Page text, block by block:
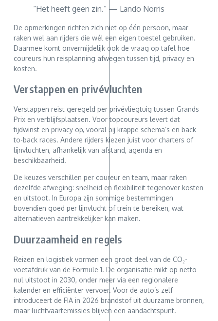
“Het heeft geen zin.” — Lando Norris
De opmerkingen richten zich niet op één persoon, maar
raken wel aan rijders die wél een eigen toestel gebruiken.
Daarmee komt onvermijdelijk ook de vraag op tafel hoe
coureurs hun reisplanning afwegen tussen tijd, privacy en
kosten.
Verstappen en privévluchten
Verstappen reist geregeld per privévliegtuig tussen Grands
Prix en verblijfsplaatsen. Voor topcoureurs levert dat
tijdwinst en privacy op, vooral bij krappe schema’s en back-
to-back races. Andere rijders kiezen juist voor charters of
lijnvluchten, afhankelijk van afstand, agenda en
beschikbaarheid.
De keuzes verschillen per coureur en team, maar raken
dezelfde afweging: snelheid en flexibiliteit tegenover kosten
en uitstoot. In Europa zijn sommige bestemmingen
bovendien goed per lijnvlucht of trein te bereiken, wat
alternatieven aantrekkelijker kan maken.
Duurzaamheid en regels
Reizen en logistiek vormen een groot deel van de CO₂-
voetafdruk van de Formule 1. De organisatie mikt op netto
nul uitstoot in 2030, onder meer via een regionalere
kalender en efficiënter vervoer. Voor de auto’s zelf
introduceert de FIA in 2026 brandstof uit duurzame bronnen,
maar luchtvaartemissies blijven een aandachtspunt.